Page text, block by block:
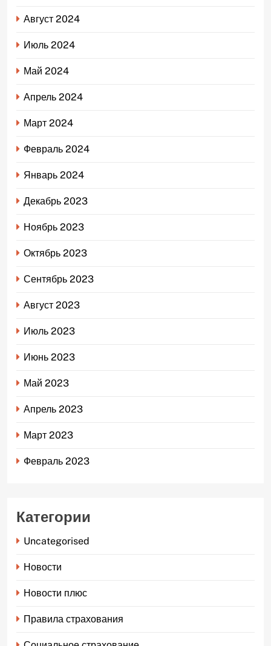
Август 2024
Июль 2024
Май 2024
Апрель 2024
Март 2024
Февраль 2024
Январь 2024
Декабрь 2023
Ноябрь 2023
Октябрь 2023
Сентябрь 2023
Август 2023
Июль 2023
Июнь 2023
Май 2023
Апрель 2023
Март 2023
Февраль 2023
Категории
Uncategorised
Новости
Новости плюс
Правила страхования